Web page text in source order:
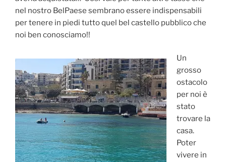
nel nostro BelPaese sembrano essere indispensabili
per tenere in piedi tutto quel bel castello pubblico che
noi ben conosciamo!!
Un
grosso
ostacolo
per noi è
stato
trovare la
casa.
Poter
vivere in